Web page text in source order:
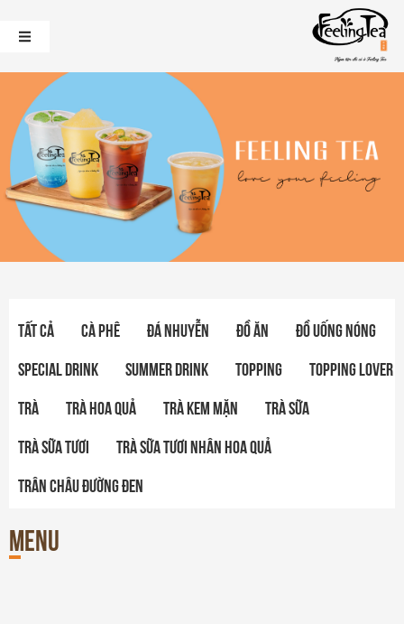
Tất cả Cà phê Đá nhuyễn Đồ ăn Đồ uống nóng
Special drink Summer drink Topping Topping Lover
Trà Trà hoa quả Trà kem mặn Trà sữa
Trà sữa tươi Trà sữa tươi nhân hoa quả
Trân châu đường đen
Menu